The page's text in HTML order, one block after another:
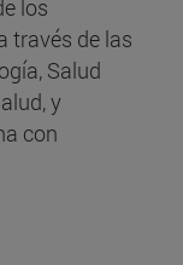
los
través de las
Salud
y
con